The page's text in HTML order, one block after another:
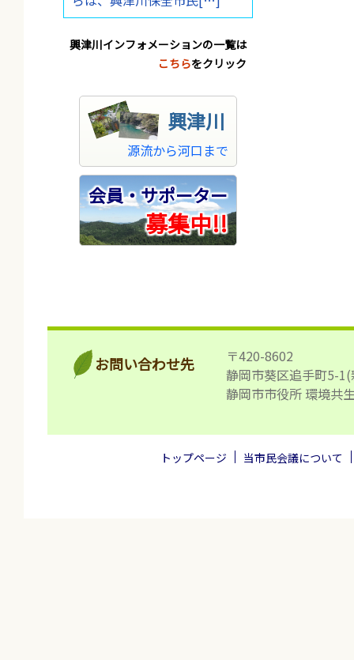
興津川インフォメーションの一覧は
こちらをクリック
興津川
源流から河口まで
会員・サポーター
募集中!!
お問い合わせ先
〒420-8602
静岡市葵区追手町5-
静岡市市役所 環境共
トップページ 当市民会議について